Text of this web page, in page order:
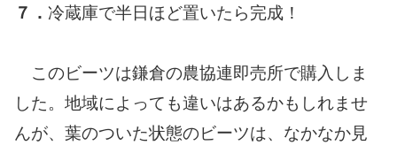
７． 冷蔵庫で半日ほど置いたら完成！
このビーツは鎌倉の農協連即売所で購入しま
した。地域によっても違いはあるかもしれませ
んが、葉のついた状態のビーツは、なかなか見